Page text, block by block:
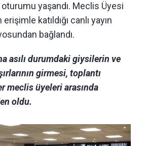
yaşandı. Meclis Üyesi
katıldığı canlı yayın
bağlandı.
asılı durumdaki giysilerin ve
girmesi, toplantı
meclis üyeleri arasında
oldu.